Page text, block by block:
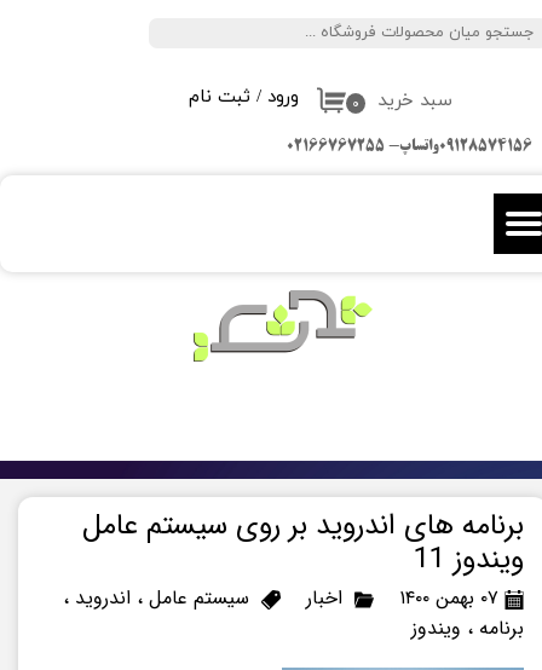
ورود / ثبت نام
تغییر گذر واژه
سفارشات
خروج از حساب کاربری
۰ سبد خرید
برنامه های اندروید بر روی سیستم عامل
ویندوز 11
۰۷ بهمن ۱۴۰۰ اخبار سیستم عامل ، اندروید ،
برنامه ، ویندوز